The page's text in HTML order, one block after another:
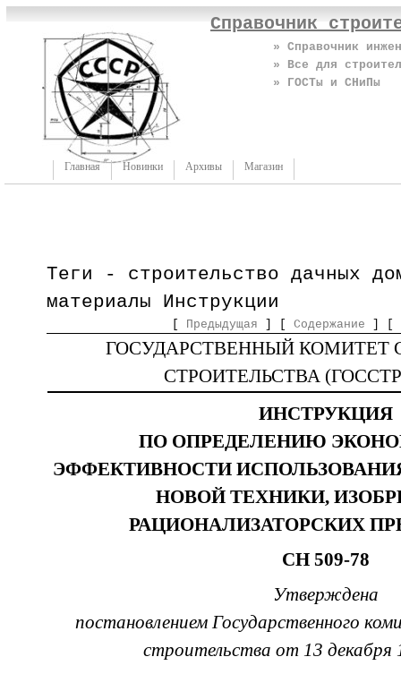
Справочник
» Справочник
» Все для
» ГОСТы и СНиПы
Главная Новинки Архивы Магазин
Теги - строительство дачных
материалы Инструкции
Предыдущая Содержание
ГОСУДАРСТВЕННЫЙ КОМИТЕТ
СТРОИТЕЛЬСТВА
ИНСТРУКЦИЯ
ПО ОПРЕДЕЛЕНИЮ
ЭФФЕКТИВНОСТИ
НОВОЙ ТЕХНИКИ,
РАЦИОНАЛИЗАТОРСКИХ
СН 509-78
Утверждена
постановлением Государственного
строительства от 13 декабря